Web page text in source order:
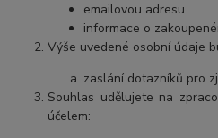
emailovou adresu
informace o
Výše uvedené osobní údaje
zaslání dotazníků pro
Souhlas udělujete na
účelem: